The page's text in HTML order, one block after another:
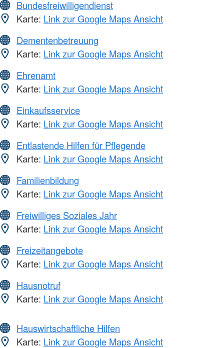
Bundesfreiwilligendienst
Karte: Link zur Google Maps Ansicht
Dementenbetreuung
Karte: Link zur Google Maps Ansicht
Ehrenamt
Karte: Link zur Google Maps Ansicht
Einkaufsservice
Karte: Link zur Google Maps Ansicht
Entlastende Hilfen für Pflegende
Karte: Link zur Google Maps Ansicht
Familienbildung
Karte: Link zur Google Maps Ansicht
Freiwilliges Soziales Jahr
Karte: Link zur Google Maps Ansicht
Freizeitangebote
Karte: Link zur Google Maps Ansicht
Hausnotruf
Karte: Link zur Google Maps Ansicht
Hauswirtschaftliche Hilfen
Karte: Link zur Google Maps Ansicht